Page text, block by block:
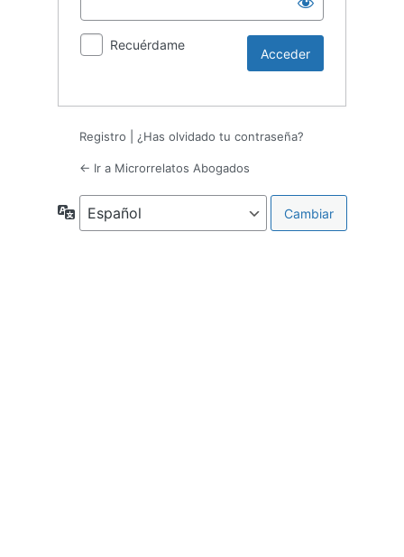
Recuérdame
Registro ¿Has olvidado tu contraseña?
← Ir a Microrrelatos Abogados
Idioma